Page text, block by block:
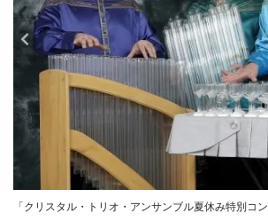
「クリスタル・トリオ・アンサンブル夏休み特別コン